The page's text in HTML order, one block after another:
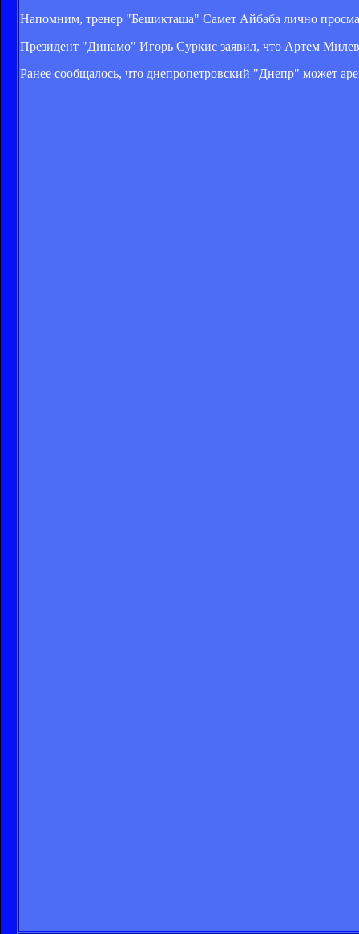
Напомним, тренер "Бешикташа" Самет Айбаба лично
Президент "Динамо" Игорь Суркис заявил, что Артем
Ранее сообщалось, что днепропетровский "Днепр" может